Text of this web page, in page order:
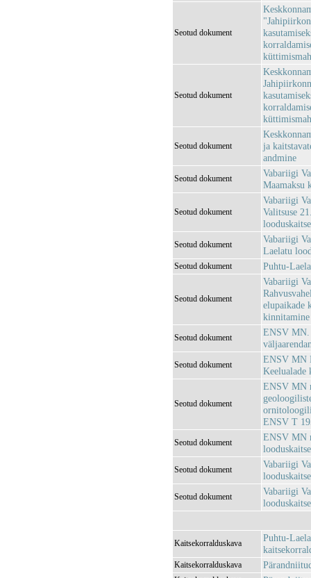
Seotud dokument
Seotud dokument
Seotud dokument
ja
andmine
Seotud dokument
Vabariigi
Maamaksu
Seotud dokument
Vabariigi
Valitsuse
Seotud dokument
Vabariigi
Laelatu
Seotud dokument Puhtu-
Seotud dokument
Vabariigi
elupaikade
kinnitamine
Seotud dokument
ENSV MN.
Seotud dokument
ENSV MN
Keelualade
Seotud dokument
ENSV MN
ENSV T
Seotud dokument
ENSV MN
Seotud dokument
Vabariigi
Seotud dokument
Vabariigi
Kaitsekorralduskava
Puhtu-
Kaitsekorralduskava